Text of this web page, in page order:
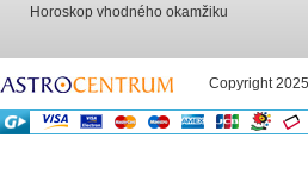
Horoskop vhodného okamžiku
Copyright